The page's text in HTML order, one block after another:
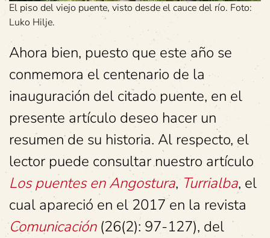
El piso del viejo puente, visto desde el cauce del río. Foto:
Luko Hilje.
Ahora bien, puesto que este año se
conmemora el centenario de la
inauguración del citado puente, en el
presente artículo deseo hacer un
resumen de su historia. Al respecto, el
lector puede consultar nuestro artículo
Los puentes en Angostura, Turrialba, el
cual apareció en el 2017 en la revista
Comunicación(26(2): 97-127), del